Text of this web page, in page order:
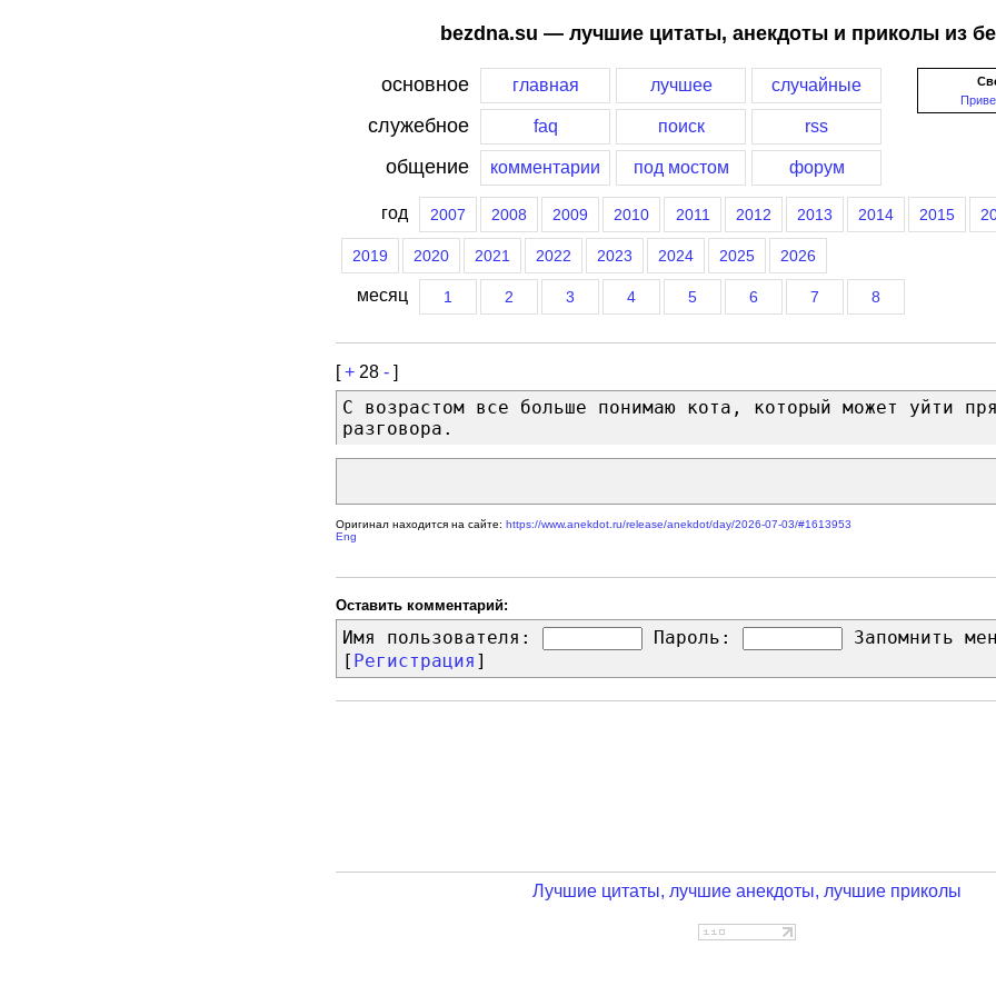
bezdna.su — лучшие цитаты, анекдоты и приколы из
основное главная лучшее случайные
служебное faq поиск rss
общение комментарии под мостом форум
год 2007 2008 2009 2010 2011 2012 2013 2014 2015
2019 2020 2021 2022 2023 2024 2025 2026
месяц 1 2 3 4 5 6 7 8
[+ 28 - ]
С возрастом все больше понимаю кота, который может уйти
разговора.
Оригинал находится на сайте: https://www.anekdot.ru/release/anekdot/day/2026-07-03/#1613953
Eng
Оставить комментарий:
Имя пользователя: Пароль:
Запомнить
[ Регистрация ]
Лучшие цитаты, лучшие анекдоты, лучшие приколы